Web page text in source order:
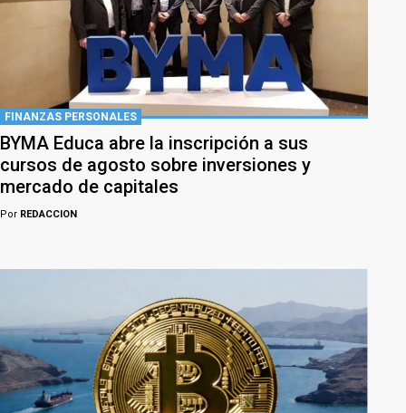
FINANZAS PERSONALES
BYMA Educa abre la inscripción a sus
cursos de agosto sobre inversiones y
mercado de capitales
Por REDACCION